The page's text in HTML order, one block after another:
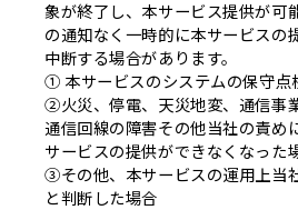
象が終了し、本サービス提供が可
の通知なく一時的に本サービスの
中断する場合があります。
① 本サービスのシステムの保守点
②火災、停電、天災地変、通信事
通信回線の障害その他当社の責め
サービスの提供ができなくなった
③その他、本サービスの運用上当
と判断した場合